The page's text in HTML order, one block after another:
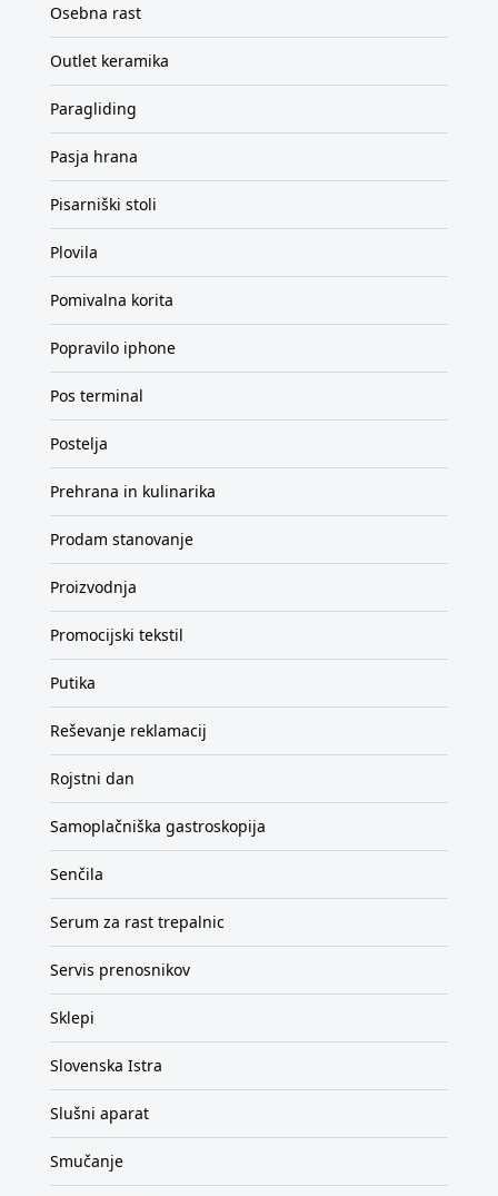
Osebna rast
Outlet keramika
Paragliding
Pasja hrana
Pisarniški stoli
Plovila
Pomivalna korita
Popravilo iphone
Pos terminal
Postelja
Prehrana in kulinarika
Prodam stanovanje
Proizvodnja
Promocijski tekstil
Putika
Reševanje reklamacij
Rojstni dan
Samoplačniška gastroskopija
Senčila
Serum za rast trepalnic
Servis prenosnikov
Sklepi
Slovenska Istra
Slušni aparat
Smučanje